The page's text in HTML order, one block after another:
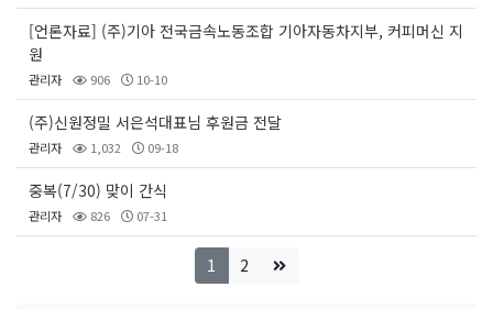
[언론자료] (주)기아 전국금속노동조합 기아자동차지부, 커피머신 지
원
관리자 906 10-10
(주)신원정밀 서은석대표님 후원금 전달
관리자 1,032 09-18
중복(7/30) 맞이 간식
관리자 826 07-31
1 2